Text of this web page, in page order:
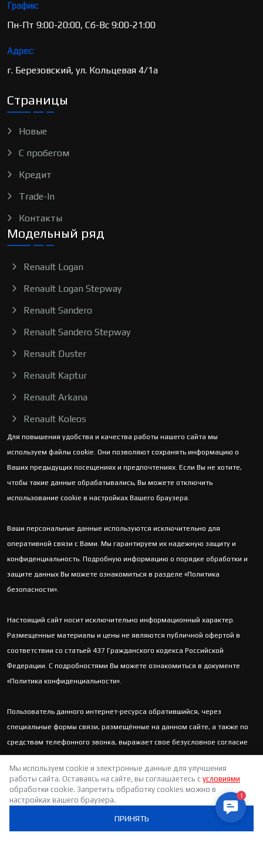
График:
Пн-Пт 9:00-20:00, Сб-Вс 9:00-21:00
Адрес:
г. Березовский, ул. Кольцевая 4/1а
Страницы
Новые
С пробегом
Кредит
Trade-In
Контакты
Модельный ряд
Renault Logan
Renault Logan Stepway
Renault Sandero
Renault Sandero Stepway
Renault Duster
Renault Kaptur
Renault Arkana
Renault Koleos
Для повышения удобства и качества работы нашего сайта мы
используем файлы cookie. Они позволяют сохранять информацию о
Ваших предыдущих посещениях и предпочтениях. Если Вы не хотите,
чтобы такие данные обрабатывались, Вы можете отключить
использование cookie в настройках Вашего браузера.
Ваши персональные данные используются исключительно для
оперативной связи с Вами. Мы гарантируем их надежную защиту и
конфиденциальность. Подробную информацию о порядке обработки и
защите данных Вы можете ознакомиться в разделе «Политика
безопасности».
Настоящий сайт носит исключительно информационный характер.
Размещенные материалы и цены не являются публичной офертой в
соответствии со статьей 437 Гражданского кодекса Российской
Федерации. С подробностями Вы можете ознакомиться в документе
«Политика конфиденциальности».
Пользователь данного интернет-ресурса обратившийся, через
специальные формы связи, размещённые на данном сайте, а также по
средствам телефонного звонка, выражает свое безусловное согласие
продолжить устную или письменную коммуникацию с помощью
электронных средств связи, в т.ч.: sms-информирование, e-mail-
рассылка и т.п. и т.д.
Реквизиты организации: ООО «АВТОСЛОН», ИНН: 6678094470, ОГРН:
1186658056155
Мы используем cookie и электронные данные для улучшения
работы сайта. Оставаясь на сайте, вы соглашаетесь с условиями
обработки cookie. Запретить обработку cookies можно в
настройках вашего браузера.
ПРИНЯТЬ
Contact
1